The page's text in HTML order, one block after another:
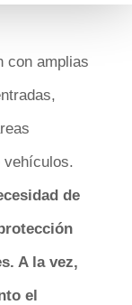
con amplias
vehículos.
de
A la vez,
el